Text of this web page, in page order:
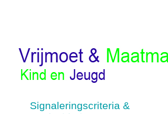
Signaleringscriteria &